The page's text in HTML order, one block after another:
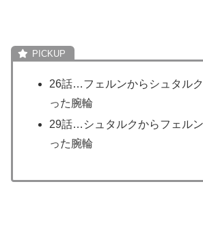
26話…フェルンからシュタル
った腕輪
29話…シュタルクからフェル
った腕輪